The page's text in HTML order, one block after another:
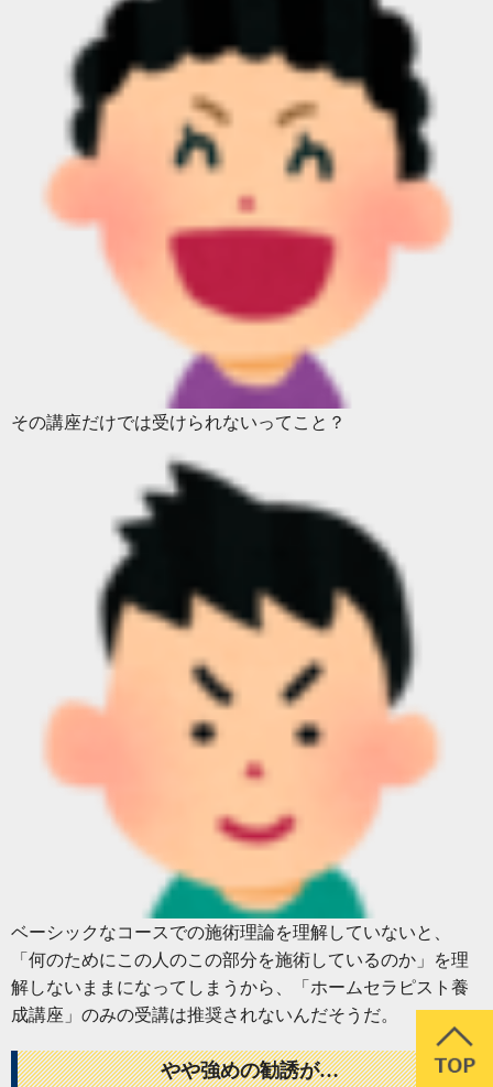
その講座だけでは受けられないってこと？
ベーシックなコースでの施術理論を理解していないと、
「何のためにこの人のこの部分を施術しているのか」を理
解しないままになってしまうから、「ホームセラピスト養
成講座」のみの受講は推奨されないんだそうだ。
やや強めの勧誘が…